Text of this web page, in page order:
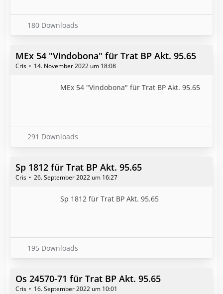
180 Downloads
MEx 54 "Vindobona" für Trat BP Akt. 95.65
Cris 14. November 2022 um 18:08
MEx 54 "Vindobona" für Trat BP Akt. 95.65
291 Downloads
Sp 1812 für Trat BP Akt. 95.65
Cris 26. September 2022 um 16:27
Sp 1812 für Trat BP Akt. 95.65
195 Downloads
Os 24570-71 für Trat BP Akt. 95.65
Cris 16. September 2022 um 10:01